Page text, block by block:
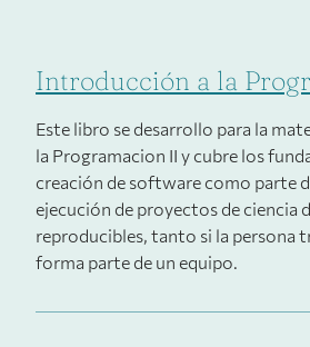
Introducción a la
Este libro se desarrollo para la
la Programacion II y cubre los
creación de software como parte
ejecución de proyectos de ciencia
reproducibles, tanto si la persona
forma parte de un equipo.